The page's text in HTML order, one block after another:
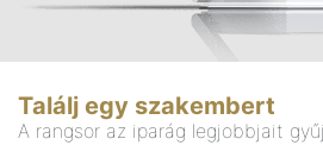
Találj egy szakembert
A rangsor az iparág legjobbjait